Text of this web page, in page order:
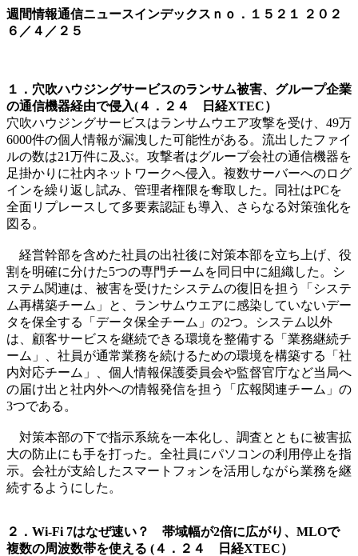
週間情報通信ニュースインデックスｎｏ． １５２１
２０２
６／４／２５
１．穴吹ハウジングサービスのランサム被害、グループ企業
の通信機器経由で侵入(４．２４ 日経XTEC）
穴吹ハウジングサービスはランサムウエア攻撃を受け、49万
6000件の個人情報が漏洩した可能性がある。流出したファイ
ルの数は21万件に及ぶ。攻撃者はグループ会社の通信機器を
足掛かりに社内ネットワークへ侵入。複数サーバーへのログ
インを繰り返し試み、管理者権限を奪取した。同社はPCを
全面リプレースして多要素認証も導入、さらなる対策強化を
図る。
経営幹部を含めた社員の出社後に対策本部を立ち上げ、役
割を明確に分けた5つの専門チームを同日中に組織した。シ
ステム関連は、被害を受けたシステムの復旧を担う「システ
ム再構築チーム」と、ランサムウエアに感染していないデー
タを保全する「データ保全チーム」の2つ。システム以外
は、顧客サービスを継続できる環境を整備する「業務継続チ
ーム」、社員が通常業務を続けるための環境を構築する「社
内対応チーム」、個人情報保護委員会や監督官庁など当局へ
の届け出と社内外への情報発信を担う「広報関連チーム」の
3つである。
対策本部の下で指示系統を一本化し、調査とともに被害拡
大の防止にも手を打った。全社員にパソコンの利用停止を指
示。会社が支給したスマートフォンを活用しながら業務を継
続するようにした。
２．Wi-Fi 7はなぜ速い？ 帯域幅が2倍に広がり、MLOで
複数の周波数帯を使える (４．２４ 日経XTEC）